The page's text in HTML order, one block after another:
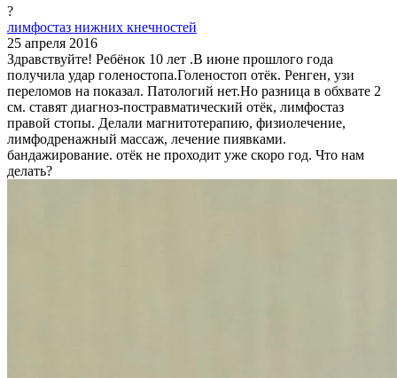
?
лимфостаз нижних кнечностей
25 апреля 2016
Здравствуйте! Ребёнок 10 лет .В июне прошлого года
получила удар голеностопа.Голеностоп отёк. Ренген, узи
переломов на показал. Патологий нет.Но разница в обхвате 2
см. ставят диагноз-постравматический отёк, лимфостаз
правой стопы. Делали магнитотерапию, физиолечение,
лимфодренажный массаж, лечение пиявками.
бандажирование. отёк не проходит уже скоро год. Что нам
делать?